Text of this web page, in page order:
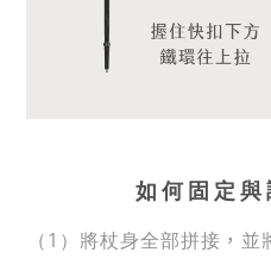
如何固定
（1）將杖身全部拼接 ， 並